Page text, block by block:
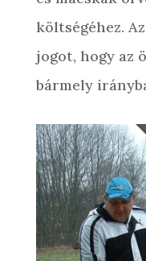
költségéhez.
jogot, hogy az
bármely